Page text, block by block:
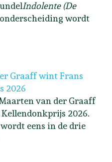
Indolente (De
wordt
Graaff wint Frans
2026
van der Graaff
2026.
eens in de drie